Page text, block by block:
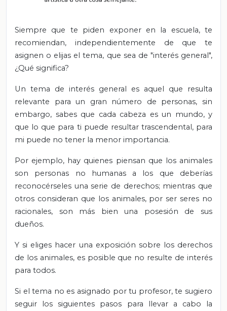
Siempre que te piden exponer en la escuela, te
recomiendan, independientemente de que te
asignen o elijas el tema, que sea de "interés general",
¿Qué significa?
Un tema de interés general es aquel que resulta
relevante para un gran número de personas, sin
embargo, sabes que cada cabeza es un mundo, y
que lo que para ti puede resultar trascendental, para
mi puede no tener la menor importancia.
Por ejemplo, hay quienes piensan que los animales
son personas no humanas a los que deberías
reconocérseles una serie de derechos; mientras que
otros consideran que los animales, por ser seres no
racionales, son más bien una posesión de sus
dueños.
Y si eliges hacer una exposición sobre los derechos
de los animales, es posible que no resulte de interés
para todos.
Si el tema no es asignado por tu profesor, te sugiero
seguir los siguientes pasos para llevar a cabo la